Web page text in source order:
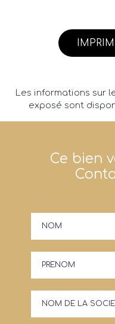
Les informations sur
exposé sont
Ce bien